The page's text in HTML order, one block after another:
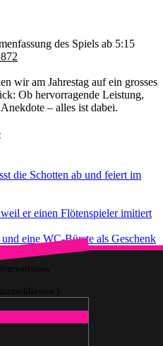
des Spiels ab 5:15
wir am Jahrestag auf ein grosses
Ob hervorragende Leistung,
– alles ist dabei.
die Schotten ab und feiert im
er einen Flötenspieler imitiert
eine WC-Bürste als Geschenk